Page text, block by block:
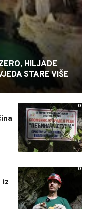
HILJADE
STARE VIŠE
0
0
iz